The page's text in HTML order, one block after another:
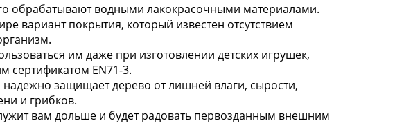
обрабатывают водными лакокрасочными материалами.
вариант покрытия, который известен отсутствием
им даже при изготовлении детских игрушек,
сертификатом EN71-3.
защищает дерево от лишней влаги, сырости,
и грибков.
вам дольше и будет радовать первозданным внешним